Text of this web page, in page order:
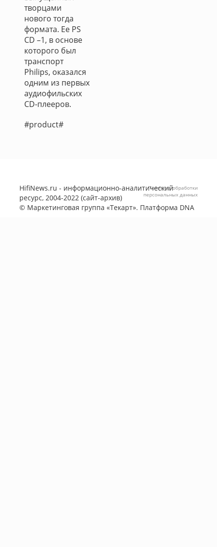
творцами
нового тогда
формата. Ее PS
CD –1, в основе
которого был
транспорт
Philips, оказался
одним из первых
аудиофильских
CD-плееров.
#product#
HifiNews.ru - информационно-аналитический
ресурс, 2004-2022 (сайт-архив)
© Маркетинговая группа «Текарт». Платформа DNA
Политика обработки
персональных данных